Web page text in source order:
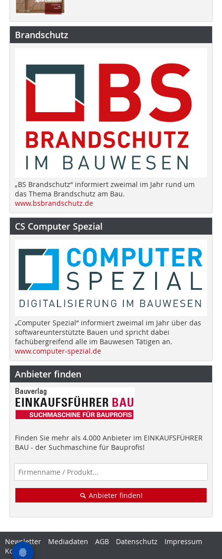
Brandschutz
„BS Brandschutz“ informiert zweimal im Jahr rund um
das Thema Brandschutz am Bau.
www.bsbrandschutz.de
CS Computer Spezial
„Computer Spezial“ informiert zweimal im Jahr über das
softwareunterstützte Bauen und spricht dabei
fachübergreifend alle im Bauwesen Tätigen an.
www.computer-spezial.de
Anbieter finden
Finden Sie mehr als 4.000 Anbieter im EINKAUFSFÜHRER
BAU - der Suchmaschine für Bauprofis!
Anbieter finden!
Newsletter Mediadaten AGB Datenschutz
Impressum
Kontakt